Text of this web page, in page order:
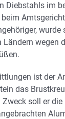
Diebstahls im
wegen
ist der
das
soll er